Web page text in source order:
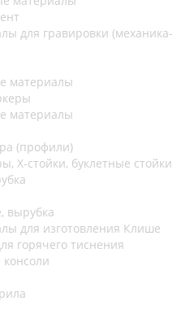
для гравировки (механика-
материалы
материалы
(профили)
Х-стойки, буклетные стойки
вырубка
для изготовления Клише
горячего тиснения